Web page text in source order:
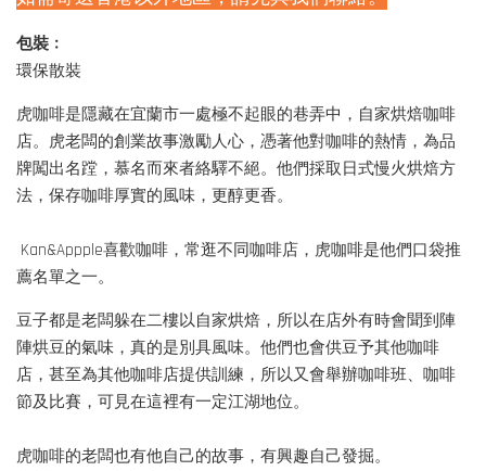
包裝﹕
環保散裝
虎咖啡是隱藏在宜蘭市一處極不起眼的巷弄中，自家烘焙咖啡
店。虎老闆的創業故事激勵人心，憑著他對咖啡的熱情，為品
牌闖出名蹚，慕名而來者絡驛不絕。他們採取日式慢火烘焙方
法，保存咖啡厚實的風味，更醇更香。
Kan&Appple喜歡咖啡，常逛不同咖啡店，虎咖啡是他們口袋推
薦名單之一。
豆子都是老闆躲在二樓以自家烘焙，所以在店外有時會聞到陣
陣烘豆的氣味，真的是別具風味。他們也會供豆予其他咖啡
店，甚至為其他咖啡店提供訓練，所以又會舉辦咖啡班、咖啡
節及比賽，可見在這裡有一定江湖地位。
虎咖啡的老闆也有他自己的故事，有興趣自己發掘。